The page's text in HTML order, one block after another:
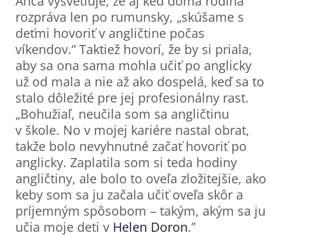
rozpráva len po rumunsky, „skúšame s
deťmi hovoriť v angličtine počas
víkendov.“ Taktiež hovorí, že by si priala,
aby sa ona sama mohla učiť po anglicky
už od mala a nie až ako dospelá, keď sa to
stalo dôležité pre jej profesionálny rast.
„Bohužiaľ, neučila som sa angličtinu
v škole. No v mojej kariére nastal obrat,
takže bolo nevyhnutné začať hovoriť po
anglicky. Zaplatila som si teda hodiny
angličtiny, ale bolo to oveľa zložitejšie, ako
keby som sa ju začala učiť oveľa skôr a
príjemným spôsobom – takým, akým sa ju
učia moje deti v Helen Doron.”